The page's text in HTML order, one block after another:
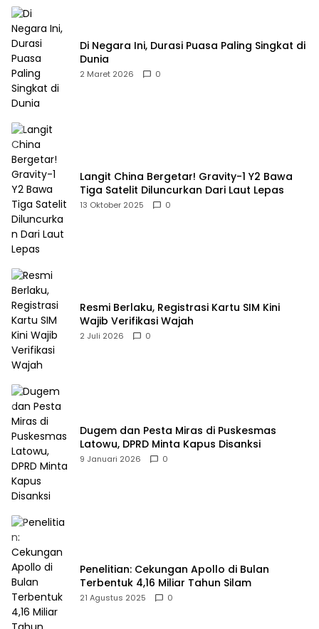
Di Negara Ini, Durasi Puasa Paling Singkat di
Dunia
2 Maret 2026 0
Langit China Bergetar! Gravity-1 Y2 Bawa
Tiga Satelit Diluncurkan Dari Laut Lepas
13 Oktober 2025 0
Resmi Berlaku, Registrasi Kartu SIM Kini
Wajib Verifikasi Wajah
2 Juli 2026 0
Dugem dan Pesta Miras di Puskesmas
Latowu, DPRD Minta Kapus Disanksi
9 Januari 2026 0
Penelitian: Cekungan Apollo di Bulan
Terbentuk 4,16 Miliar Tahun Silam
21 Agustus 2025 0